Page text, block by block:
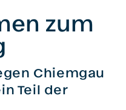
zum
Chiemgau
Teil der